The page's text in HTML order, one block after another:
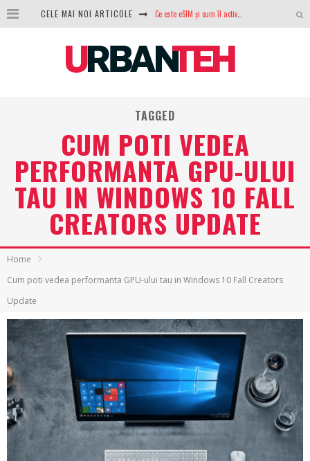
CELE MAI NOI ARTICOLE Ce este eSIM și cum îl activezi pe telefon? Ghid complet pentru Android și iPhone
Analiza producției fotovoltaice în România – cât produce un sistem solar pe timp de iarnă?
NVIDIA avertizează: memoria RAM și SSD-urile ar putea deveni și mai scumpe în perioada următoare
TAGGED
CUM POTI VEDEA
PERFORMANTA GPU-ULUI
TAU IN WINDOWS 10 FALL
CREATORS UPDATE
Home
Cum poti vedea performanta GPU-ului tau in Windows 10 Fall Creators
Update